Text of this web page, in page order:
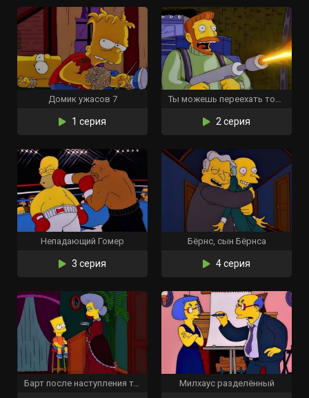
Домик ужасов 7
1 серия
Ты можешь переехать только дважды
2 серия
Непадающий Гомер
3 серия
Бёрнс, сын Бёрнса
4 серия
Барт после наступления темноты Милхаус разделённый